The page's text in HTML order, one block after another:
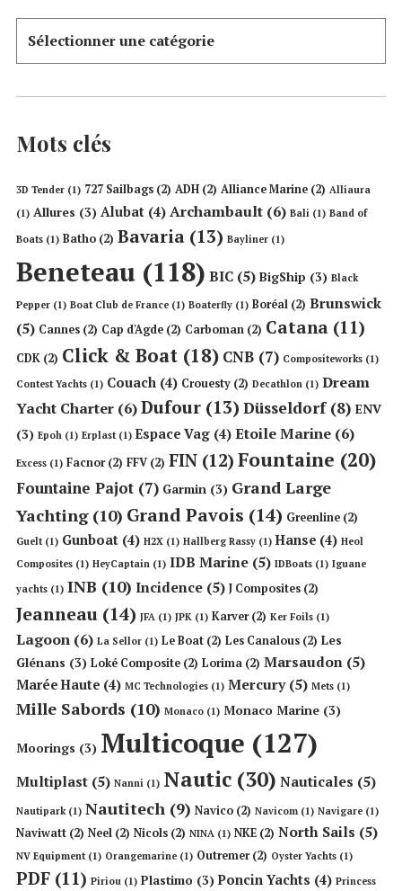
Mots clés
3D Tender (1) 727 Sailbags (2) ADH (2) Alliance Marine (2) Alliaura
(1) Allures (3) Alubat (4) Archambault (6) Bali (1) Band of
Boats (1) Batho (2) Bavaria (13) Bayliner (1)
Beneteau (118) BIC (5) BigShip (3) Black
Pepper (1) Boat Club de France (1) Boaterfly (1) Boréal (2) Brunswick
(5) Cannes (2) Cap d'Agde (2) Carboman (2) Catana (11)
CDK (2) Click & Boat (18) CNB (7) Compositeworks (1)
Contest Yachts (1) Couach (4) Crouesty (2) Decathlon (1) Dream
Yacht Charter (6)Dufour (13) Düsseldorf(8) ENV
(3) Epoh (1) Erplast(1) Espace Vag (4) Etoile Marine (6)
Excess (1) Facnor(2) FFV (2) FIN (12) Fountaine (20)
Fountaine Pajot (7) Garmin (3) Grand Large
Yachting(10) Grand Pavois (14) Greenline (2)
Guelt(1) Gunboat (4) H2X (1) Hallberg Rassy (1) Hanse (4) Heol
Composites (1) HeyCaptain (1) IDB Marine (5) IDBoats (1) Iguane
yachts (1) INB (10) Incidence (5) J Composites (2)
Jeanneau (14) JFA (1) JPK (1) Karver(2) Ker Foils (1)
Lagoon (6) La Sellor (1) Le Boat (2) Les Canalous (2) Les
Glénans (3) Loké Composite (2) Lorima (2) Marsaudon (5)
Marée Haute (4) MC Technologies (1) Mercury(5) Mets (1)
Mille Sabords (10) Monaco (1) Monaco Marine (3)
Moorings (3) Multicoque (127)
Multiplast (5) Nanni (1) Nautic (30) Nauticales (5)
Nautipark(1) Nautitech (9) Navico (2) Navicom (1) Navigare (1)
Naviwatt (2) Neel (2) Nicols (2) NINA (1) NKE (2) North Sails (5)
NV Equipment(1) Orangemarine (1) Outremer(2) Oyster Yachts (1)
PDF (11) Piriou (1) Plastimo (3) Poncin Yachts (4) Princess